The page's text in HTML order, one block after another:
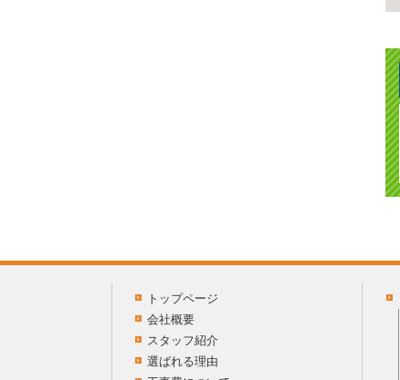
トップページ
会社概要
スタッフ紹介
選ばれる理由